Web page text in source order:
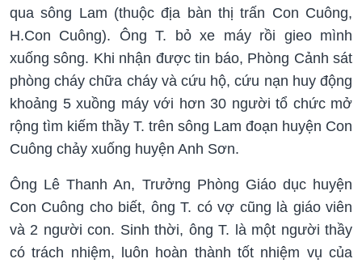
qua sông Lam (thuộc địa bàn thị trấn Con Cuông,
H.Con Cuông). Ông T. bỏ xe máy rồi gieo mình
xuống sông. Khi nhận được tin báo, Phòng Cảnh sát
phòng cháy chữa cháy và cứu hộ, cứu nạn huy động
khoảng 5 xuồng máy với hơn 30 người tổ chức mở
rộng tìm kiếm thầy T. trên sông Lam đoạn huyện Con
Cuông chảy xuống huyện Anh Sơn.
Ông Lê Thanh An, Trưởng Phòng Giáo dục huyện
Con Cuông cho biết, ông T. có vợ cũng là giáo viên
và 2 người con. Sinh thời, ông T. là một người thầy
có trách nhiệm, luôn hoàn thành tốt nhiệm vụ của